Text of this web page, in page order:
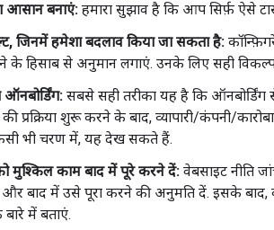
आसान बनाएं: हमारा सुझाव है कि आप सिर्फ़ ऐसे
जिनमें हमेशा बदलाव किया जा सकता है:
के हिसाब से अनुमान लगाएं. उनके लिए सही
सबसे सही तरीका यह है कि
की प्रक्रिया शुरू करने के बाद, व्यापारी/कंपनी/
भी चरण में, यह देख सकते हैं.
को मुश्किल काम बाद में पूरे करने दें: वेबसाइट नीति
बाद में उसे पूरा करने की अनुमति दें. इसके बाद,
में बताएं.